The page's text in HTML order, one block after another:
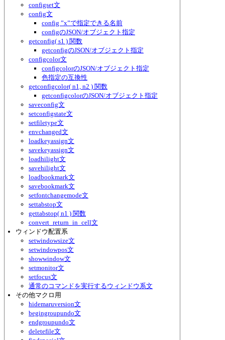
configset文
config文
config ”x”で指定できる名前
configのJSON/オブジェクト指定
getconfig( s1 ) 関数
getconfigのJSON/オブジェクト指定
configcolor文
configcolorのJSON/オブジェクト指定
色指定の互換性
getconfigcolor( n1, n2 ) 関数
getconfigcolorのJSON/オブジェクト指定
saveconfig文
setconfigstate文
setfiletype文
envchanged文
loadkeyassign文
savekeyassign文
loadhilight文
savehilight文
loadbookmark文
savebookmark文
setfontchangemode文
settabstop文
gettabstop( n1 ) 関数
convert_return_in_cell文
ウィンドウ配置系
setwindowsize文
setwindowpos文
showwindow文
setmonitor文
setfocus文
通常のコマンドを実行するウィンドウ系文
その他マクロ用
hidemaruversion文
begingroupundo文
endgroupundo文
deletefile文